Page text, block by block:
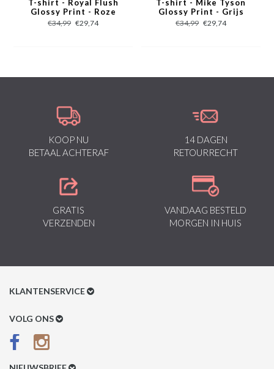
T-shirt - Royal Flush
Glossy Print - Roze
€34,99 €29,74
T-shirt - Mike Tyson
Glossy Print - Grijs
€34,99 €29,74
KOOP NU
BETAAL ACHTERAF
14 DAGEN
RETOURRECHT
GRATIS
VERZENDEN
VANDAAG BESTELD
MORGEN IN HUIS
KLANTENSERVICE
Klantenservice
Betaalmethoden
VOLG ONS